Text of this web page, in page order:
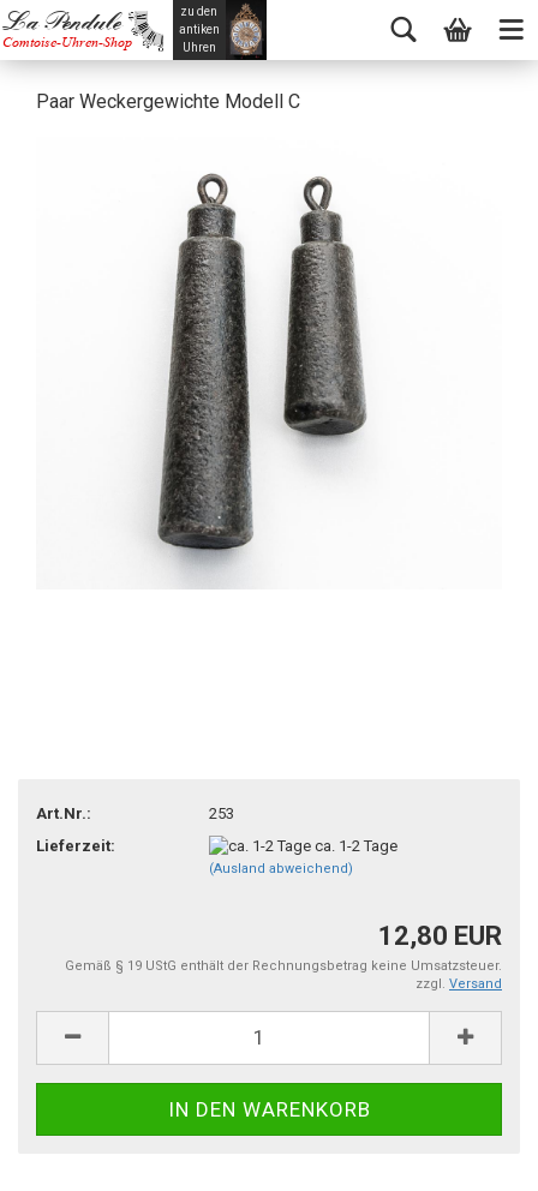
La Pendule
Comtoise-Uhren-Shop
zu den
antiken
Uhren
Paar Weckergewichte Modell C
Art.Nr.:
253
Lieferzeit:
ca. 1-2 Tage
(Ausland abweichend)
12,80 EUR
Gemäß § 19 UStG enthält der Rechnungsbetrag keine Umsatzsteuer.
zzgl. Versand